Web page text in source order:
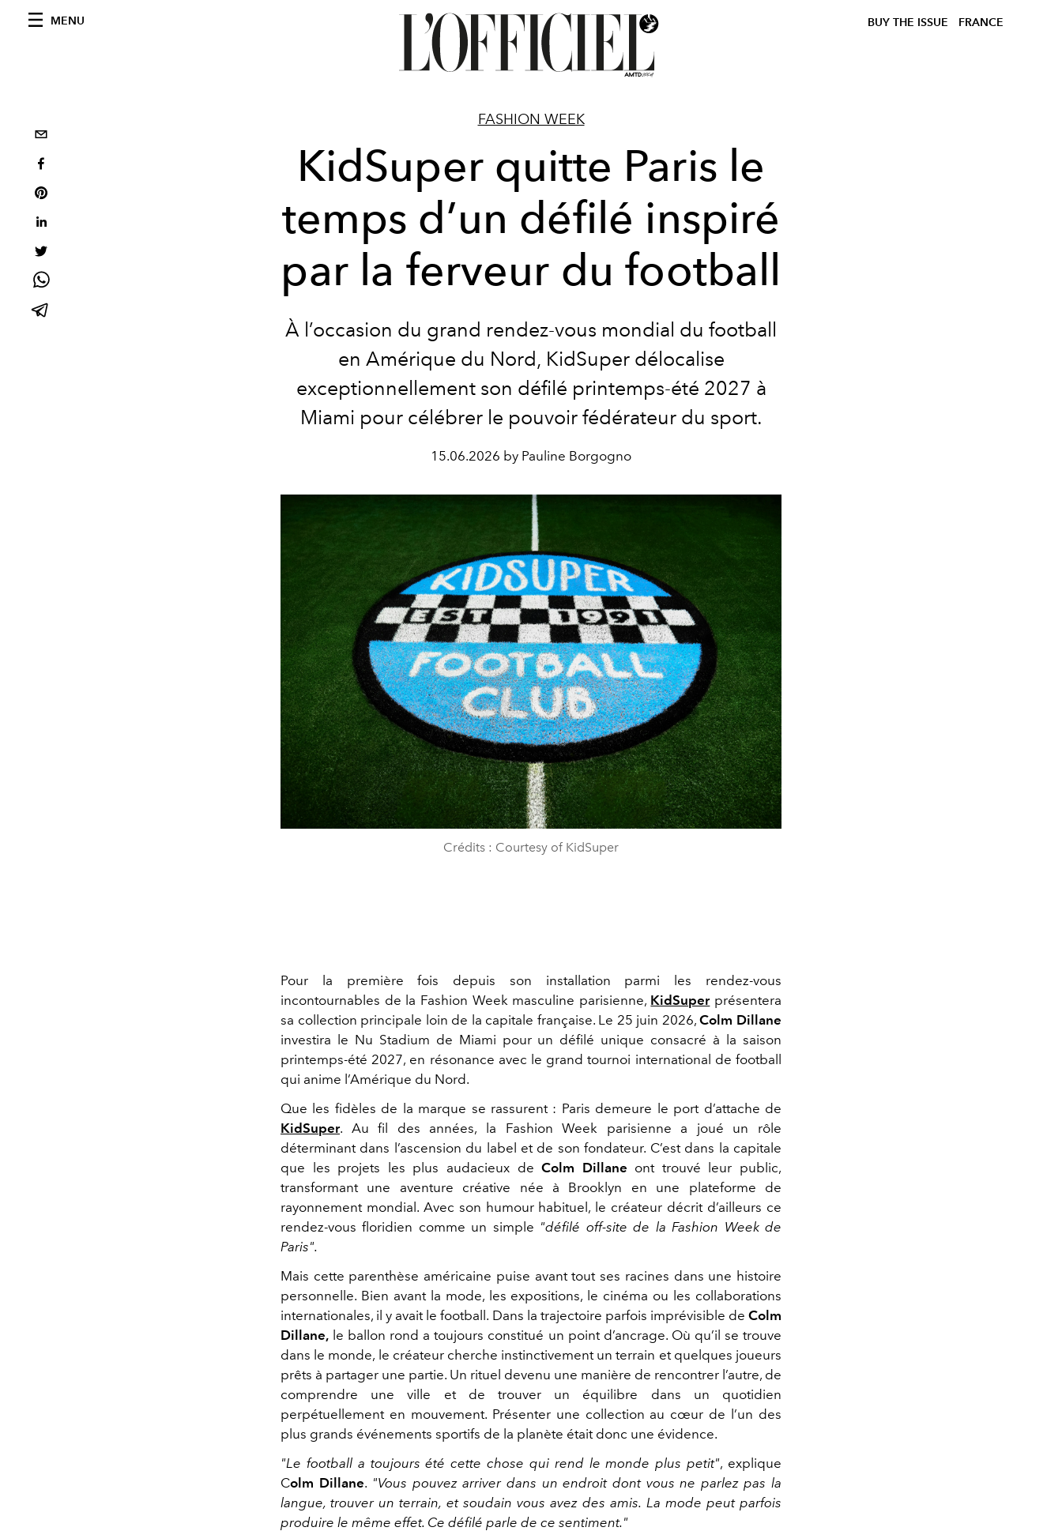
MENU BUY THE ISSUE FRANCE
FASHION WEEK
KidSuper quitte Paris le
temps d’un défilé inspiré
par la ferveur du football
À l’occasion du grand rendez-vous mondial du football
en Amérique du Nord, KidSuper délocalise
exceptionnellement son défilé printemps-été 2027 à
Miami pour célébrer le pouvoir fédérateur du sport.
15.06.2026 by Pauline Borgogno
Crédits : Courtesy of KidSuper
Pour la première fois depuis son installation parmi les rendez-vous
incontournables de la Fashion Week masculine parisienne, KidSuperprésentera
sa collection principale loin de la capitale française. Le 25 juin 2026,Colm Dillane
investira le Nu Stadium de Miami pour un défilé unique consacré à la saison
printemps-été 2027, en résonance avec le grand tournoi international de football
qui anime l’Amérique du Nord.
Que les fidèles de la marque se rassurent : Paris demeure le port d’attache de
KidSuper. Au fil des années, la Fashion Week parisienne a joué un rôle
déterminant dans l’ascension du label et de son fondateur. C’est dans la capitale
que les projets les plus audacieux deColm Dillane ont trouvé leur public,
transformant une aventure créative née à Brooklyn en une plateforme de
rayonnement mondial. Avec son humour habituel, le créateur décrit d’ailleurs ce
rendez-vous floridien comme un simple "défilé off-site de la Fashion Week de
Paris".
Mais cette parenthèse américaine puise avant tout ses racines dans une histoire
personnelle. Bien avant la mode, les expositions, le cinéma ou les collaborations
internationales, il y avait le football. Dans la trajectoire parfois imprévisible de Colm
Dillane, le ballon rond a toujours constitué un point d’ancrage. Où qu’il se trouve
dans le monde, le créateur cherche instinctivement un terrain et quelques joueurs
prêts à partager une partie. Un rituel devenu une manière de rencontrer l’autre, de
comprendre une ville et de trouver un équilibre dans un quotidien
perpétuellement en mouvement. Présenter une collection au cœur de l’un des
plus grands événements sportifs de la planète était donc une évidence.
"Le football a toujours été cette chose qui rend le monde plus petit", explique
Colm Dillane. "Vous pouvez arriver dans un endroit dont vous ne parlez pas la
langue, trouver un terrain, et soudain vous avez des amis. La mode peut parfois
produire le même effet. Ce défilé parle de ce sentiment."